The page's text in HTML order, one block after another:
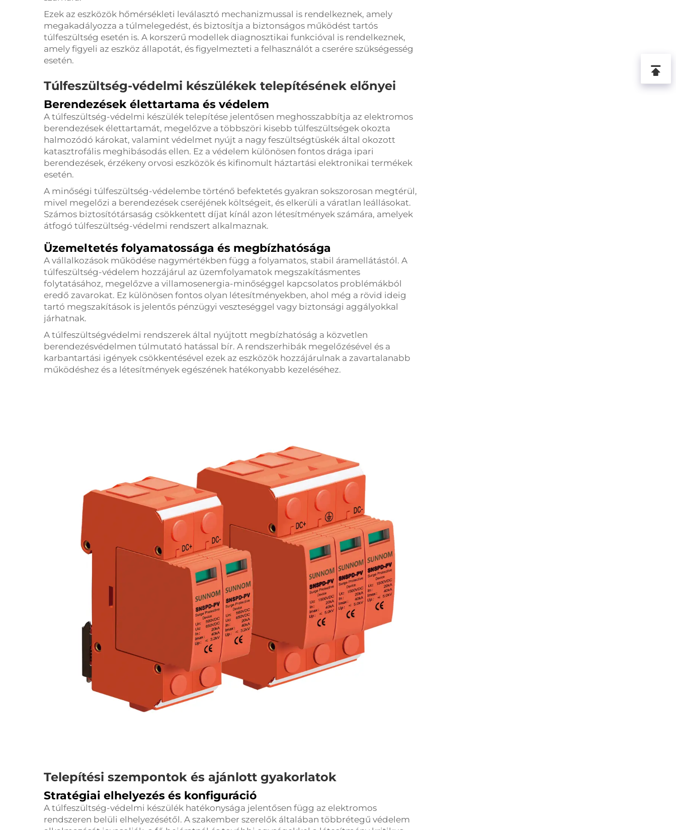
Ezek az eszközök hőmérsékleti leválasztó mechanizmussal is rendelkeznek, amely
megakadályozza a túlmelegedést, és biztosítja a biztonságos működést tartós
túlfeszültség esetén is. A korszerű modellek diagnosztikai funkcióval is rendelkeznek,
amely figyeli az eszköz állapotát, és figyelmezteti a felhasználót a cserére szükségesség
esetén.
Túlfeszültség-védelmi készülékek telepítésének előnyei
Berendezések élettartama és védelem
A túlfeszültség-védelmi készülék telepítése jelentősen meghosszabbítja az elektromos
berendezések élettartamát, megelőzve a többszöri kisebb túlfeszültségek okozta
halmozódó károkat, valamint védelmet nyújt a nagy feszültségtüskék által okozott
katasztrofális meghibásodás ellen. Ez a védelem különösen fontos drága ipari
berendezések, érzékeny orvosi eszközök és kifinomult háztartási elektronikai termékek
esetén.
A minőségi túlfeszültség-védelembe történő befektetés gyakran sokszorosan megtérül,
mivel megelőzi a berendezések cseréjének költségeit, és elkerüli a váratlan leállásokat.
Számos biztosítótársaság csökkentett díjat kínál azon létesítmények számára, amelyek
átfogó túlfeszültség-védelmi rendszert alkalmaznak.
Üzemeltetés folyamatossága és megbízhatósága
A vállalkozások működése nagymértékben függ a folyamatos, stabil áramellátástól. A
túlfeszültség-védelem hozzájárul az üzemfolyamatok megszakításmentes
folytatásához, megelőzve a villamosenergia-minőséggel kapcsolatos problémákból
eredő zavarokat. Ez különösen fontos olyan létesítményekben, ahol még a rövid ideig
tartó megszakítások is jelentős pénzügyi veszteséggel vagy biztonsági aggályokkal
járhatnak.
A túlfeszültségvédelmi rendszerek által nyújtott megbízhatóság a közvetlen
berendezésvédelmen túlmutató hatással bír. A rendszerhibák megelőzésével és a
karbantartási igények csökkentésével ezek az eszközök hozzájárulnak a zavartalanabb
működéshez és a létesítmények egészének hatékonyabb kezeléséhez.
Telepítési szempontok és ajánlott gyakorlatok
Stratégiai elhelyezés és konfiguráció
A túlfeszültség-védelmi készülék hatékonysága jelentősen függ az elektromos
rendszeren belüli elhelyezésétől. A szakember szerelők általában többrétegű védelem